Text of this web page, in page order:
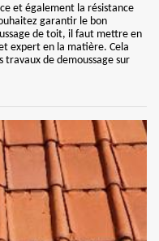
et également la résistance
garantir le bon
de toit, il faut mettre en
expert en la matière. Cela
travaux de demoussage sur